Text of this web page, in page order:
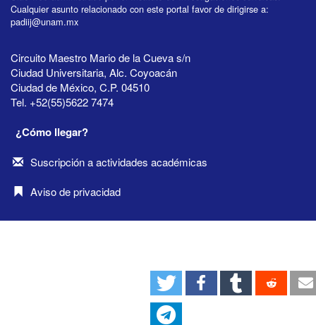
Cualquier asunto relacionado con este portal favor de dirigirse a:
padiij@unam.mx
Circuito Maestro Mario de la Cueva s/n
Ciudad Universitaria, Alc. Coyoacán
Ciudad de México, C.P. 04510
Tel. +52(55)5622 7474
¿Cómo llegar?
Suscripción a actividades académicas
Aviso de privacidad